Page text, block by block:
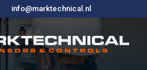
info@marktechnical.nl